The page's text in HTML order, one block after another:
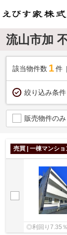
流山市加
該当物件数 1件
絞り込み条件
販売物件のみ
売買 | 一棟マンショ
◎利回り7.35